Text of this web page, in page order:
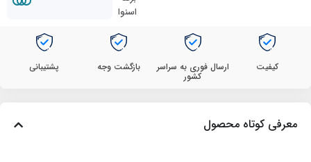
اسنوا
کیفیت ارسال فوری به سراسر
کشور
بازگشت وجه پشتیبانی
معرفی کوتاه محصول